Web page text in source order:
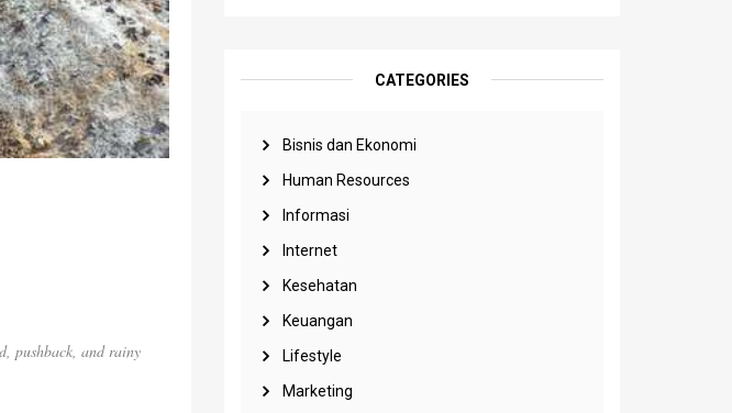
CATEGORIES
Bisnis dan Ekonomi
Human Resources
Informasi
Internet
Kesehatan
Keuangan
Lifestyle
Marketing
pushback, and rainy